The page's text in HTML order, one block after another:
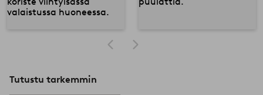
Tutustu tarkemmin